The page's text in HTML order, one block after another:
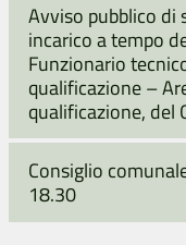
Avviso pubblico di
incarico a tempo
Funzionario
qualificazione –
qualificazione, del
Consiglio
18.30